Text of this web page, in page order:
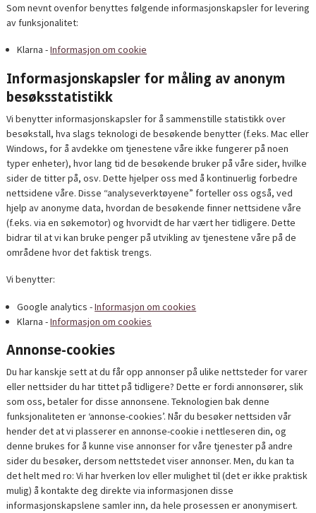
Som nevnt ovenfor benyttes følgende informasjonskapsler for levering
av funksjonalitet:
Klarna -Informasjon om cookie
Informasjonskapsler for måling av anonym
besøksstatistikk
Vi benytter informasjonskapsler for å sammenstille statistikk over
besøkstall, hva slags teknologi de besøkende benytter (f.eks. Mac eller
Windows, for å avdekke om tjenestene våre ikke fungerer på noen
typer enheter), hvor lang tid de besøkende bruker på våre sider, hvilke
sider de titter på, osv. Dette hjelper oss med å kontinuerlig forbedre
nettsidene våre. Disse “analyseverktøyene” forteller oss også, ved
hjelp av anonyme data, hvordan de besøkende finner nettsidene våre
(f.eks. via en søkemotor) og hvorvidt de har vært her tidligere. Dette
bidrar til at vi kan bruke penger på utvikling av tjenestene våre på de
områdene hvor det faktisk trengs.
Vi benytter:
Google analytics -Informasjon om cookies
Klarna -Informasjon om cookies
Annonse-cookies
Du har kanskje sett at du får opp annonser på ulike nettsteder for varer
eller nettsider du har tittet på tidligere? Dette er fordi annonsører, slik
som oss, betaler for disse annonsene. Teknologien bak denne
funksjonaliteten er ‘annonse-cookies’. Når du besøker nettsiden vår
hender det at vi plasserer en annonse-cookie i nettleseren din, og
denne brukes for å kunne vise annonser for våre tjenester på andre
sider du besøker, dersom nettstedet viser annonser. Men, du kan ta
det helt med ro: Vi har hverken lov eller mulighet til (det er ikke praktisk
mulig) å kontakte deg direkte via informasjonen disse
informasjonskapslene samler inn, da hele prosessen er anonymisert.